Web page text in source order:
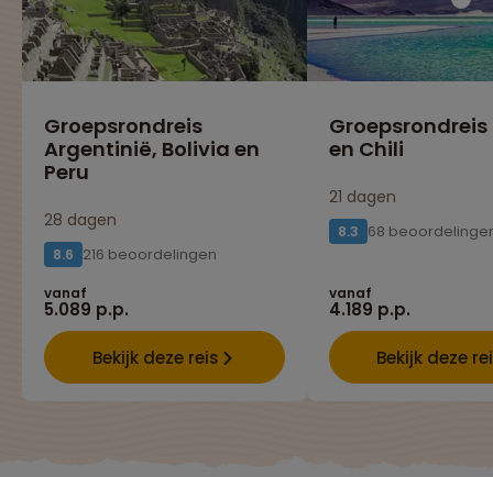
Groepsrondreis
Argentinië, Bolivia en
Peru
28 dagen
8.6 216 beoordelingen
vanaf
5.089 p.p.
Bekijk deze reis
Groepsrondreis
en Chili
21 dagen
8.3 68
vanaf
4.189 p.p.
Bekijk deze